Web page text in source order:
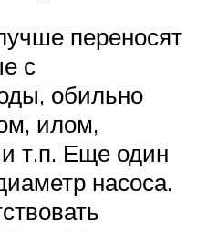
переносят
с
обильно
илом,
т.п. Еще один
насоса.